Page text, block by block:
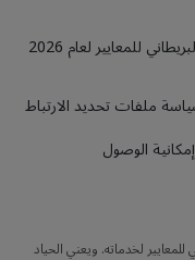
للمعايير لعام 2026
ملفات تحديد الارتباط
إمكانية الوصول
لخدماته. ويعني الحياد